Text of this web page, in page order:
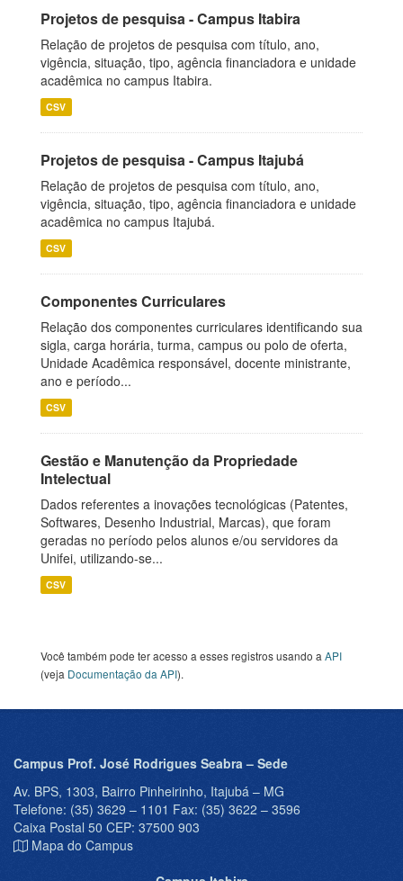
Projetos de pesquisa - Campus Itabira
Relação de projetos de pesquisa com título, ano,
vigência, situação, tipo, agência financiadora e unidade
acadêmica no campus Itabira.
CSV
Projetos de pesquisa - Campus Itajubá
Relação de projetos de pesquisa com título, ano,
vigência, situação, tipo, agência financiadora e unidade
acadêmica no campus Itajubá.
CSV
Componentes Curriculares
Relação dos componentes curriculares identificando sua
sigla, carga horária, turma, campus ou polo de oferta,
Unidade Acadêmica responsável, docente ministrante,
ano e período...
CSV
Gestão e Manutenção da Propriedade
Intelectual
Dados referentes a inovações tecnológicas (Patentes,
Softwares, Desenho Industrial, Marcas), que foram
geradas no período pelos alunos e/ou servidores da
Unifei, utilizando-se...
CSV
Você também pode ter acesso a esses registros usando a API
(veja Documentação da API).
Campus Prof. José Rodrigues Seabra – Sede
Av. BPS, 1303, Bairro Pinheirinho, Itajubá – MG
Telefone: (35) 3629 – 1101 Fax: (35) 3622 – 3596
Caixa Postal 50 CEP: 37500 903
Mapa do Campus